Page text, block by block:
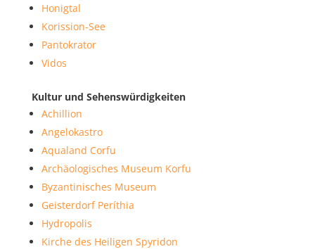
Honigtal
Korission-See
Pantokrator
Vidos
Kultur und Sehenswürdigkeiten
Achillion
Angelokastro
Aqualand Corfu
Archäologisches Museum Korfu
Byzantinisches Museum
Geisterdorf Períthia
Hydropolis
Kirche des Heiligen Spyridon